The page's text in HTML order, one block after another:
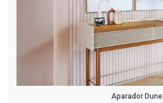
Aparador Dune